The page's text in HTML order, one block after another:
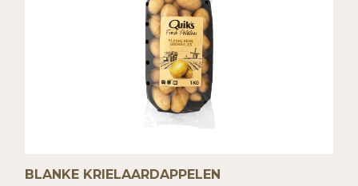
BLANKE KRIELAARDAPPELEN